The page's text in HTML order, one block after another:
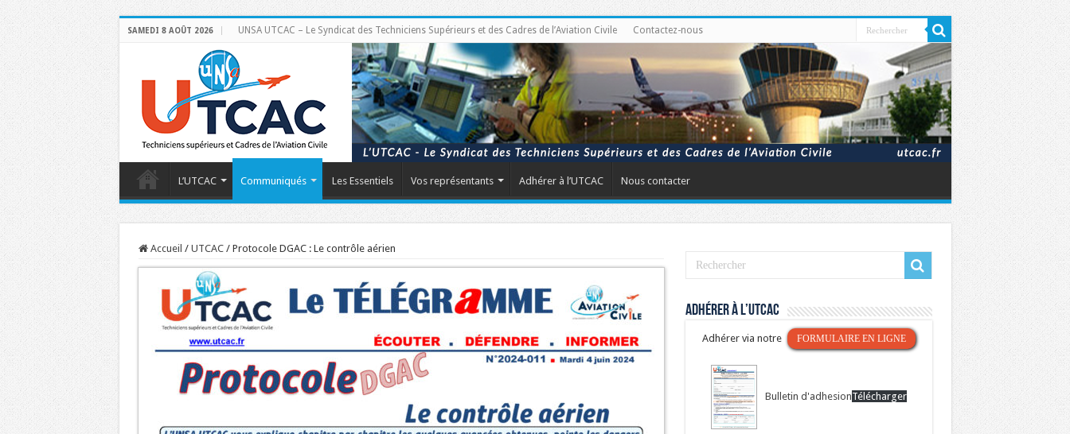
SAMEDI 8 AOÛT 2026 UNSA UTCAC – Le Syndicat des Techniciens Supérieurs et des Cadres de l’Aviation Civile Contactez-nous
L’UTCAC Communiqués Les Essentiels Vos représentants Adhérer à l’UTCAC Nous contacter
Accueil / UTCAC / Protocole DGAC : Le contrôle aérien
Adhérer à l’UTCAC
Adhérer via notre FORMULAIRE EN LIGNE
Bulletin d'adhesionTélécharger